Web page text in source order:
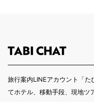
旅行案内LINEアカウント「
てホテル、移動手段、現地ツ